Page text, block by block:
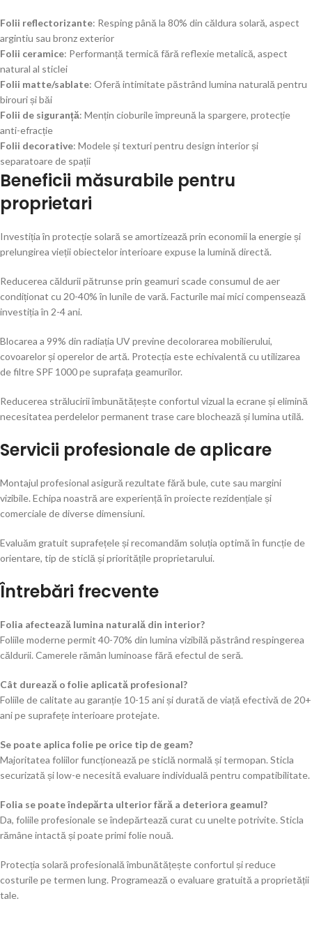
Folii reflectorizante: Resping până la 80% din căldura solară, aspect
argintiu sau bronz exterior
Folii ceramice: Performanță termică fără reflexie metalică, aspect
natural al sticlei
Folii matte/sablate: Oferă intimitate păstrând lumina naturală pentru
birouri și băi
Folii de siguranță: Mențin cioburile împreună la spargere, protecție
anti-efracție
Folii decorative: Modele și texturi pentru design interior și
separatoare de spații
Beneficii măsurabile pentru
proprietari
Investiția în protecție solară se amortizează prin economii la energie și
prelungirea vieții obiectelor interioare expuse la lumină directă.
Reducerea căldurii pătrunse prin geamuri scade consumul de aer
condiționat cu 20-40% în lunile de vară. Facturile mai mici compensează
investiția în 2-4 ani.
Blocarea a 99% din radiația UV previne decolorarea mobilierului,
covoarelor și operelor de artă. Protecția este echivalentă cu utilizarea
de filtre SPF 1000 pe suprafața geamurilor.
Reducerea strălucirii îmbunătățește confortul vizual la ecrane și elimină
necesitatea perdelelor permanent trase care blochează și lumina utilă.
Servicii profesionale de aplicare
Montajul profesional asigură rezultate fără bule, cute sau margini
vizibile. Echipa noastră are experiență în proiecte rezidențiale și
comerciale de diverse dimensiuni.
Evaluăm gratuit suprafețele și recomandăm soluția optimă în funcție de
orientare, tip de sticlă și prioritățile proprietarului.
Întrebări frecvente
Folia afectează lumina naturală din interior?
Foliile moderne permit 40-70% din lumina vizibilă păstrând respingerea
căldurii. Camerele rămân luminoase fără efectul de seră.
Cât durează o folie aplicată profesional?
Foliile de calitate au garanție 10-15 ani și durată de viață efectivă de 20+
ani pe suprafețe interioare protejate.
Se poate aplica folie pe orice tip de geam?
Majoritatea foliilor funcționează pe sticlă normală și termopan. Sticla
securizată și low-e necesită evaluare individuală pentru compatibilitate.
Folia se poate îndepărta ulterior fără a deteriora geamul?
Da, foliile profesionale se îndepărtează curat cu unelte potrivite. Sticla
rămâne intactă și poate primi folie nouă.
Protecția solară profesională îmbunătățește confortul și reduce
costurile pe termen lung. Programează o evaluare gratuită a proprietății
tale.